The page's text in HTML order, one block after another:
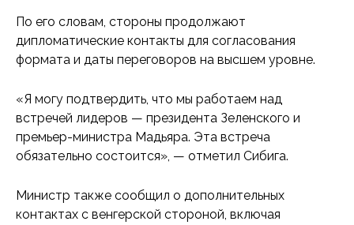
По его словам, стороны продолжают
дипломатические контакты для согласования
формата и даты переговоров на высшем уровне.
«Я могу подтвердить, что мы работаем над
встречей лидеров — президента Зеленского и
премьер-министра Мадьяра. Эта встреча
обязательно состоится», — отметил Сибига.
Министр также сообщил о дополнительных
контактах с венгерской стороной, включая